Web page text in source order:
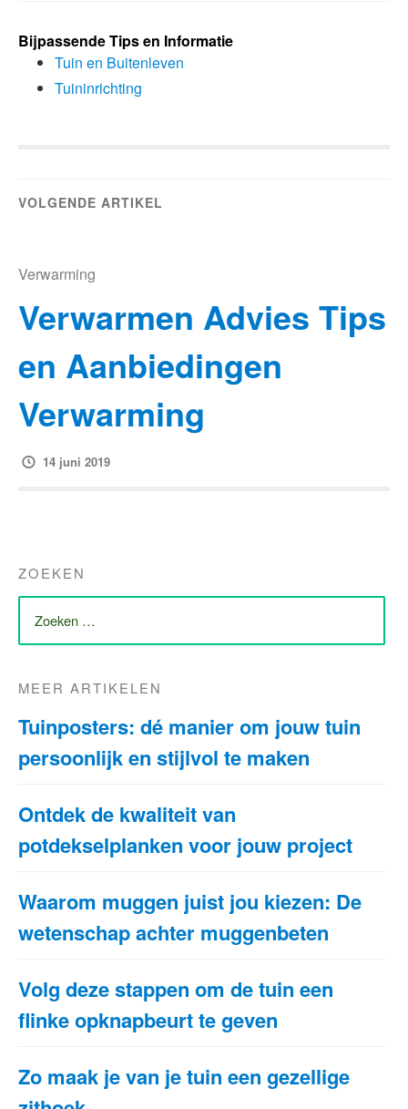
Bijpassende Tips en Informatie
Tuin en Buitenleven
Tuininrichting
VOLGENDE ARTIKEL
Verwarming
Verwarmen Advies Tips
en Aanbiedingen
Verwarming
14 juni 2019
ZOEKEN
ZOEK
NAAR:
MEER ARTIKELEN
Tuinposters: dé manier om jouw tuin
persoonlijk en stijlvol te maken
Ontdek de kwaliteit van
potdekselplanken voor jouw project
Waarom muggen juist jou kiezen: De
wetenschap achter muggenbeten
Volg deze stappen om de tuin een
flinke opknapbeurt te geven
Zo maak je van je tuin een gezellige